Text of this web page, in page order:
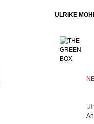
ULRIKE
A